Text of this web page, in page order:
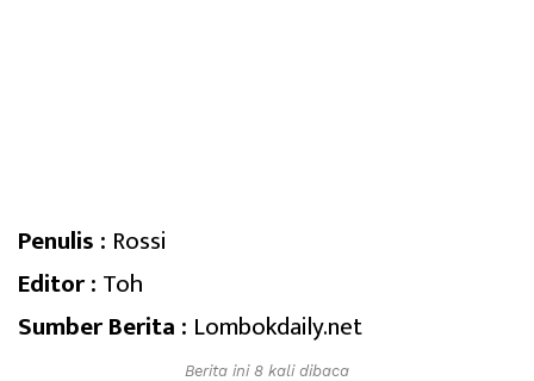
Penulis : Rossi
Editor : Toh
Sumber Berita : Lombokdaily.net
Berita ini 8 kali dibaca